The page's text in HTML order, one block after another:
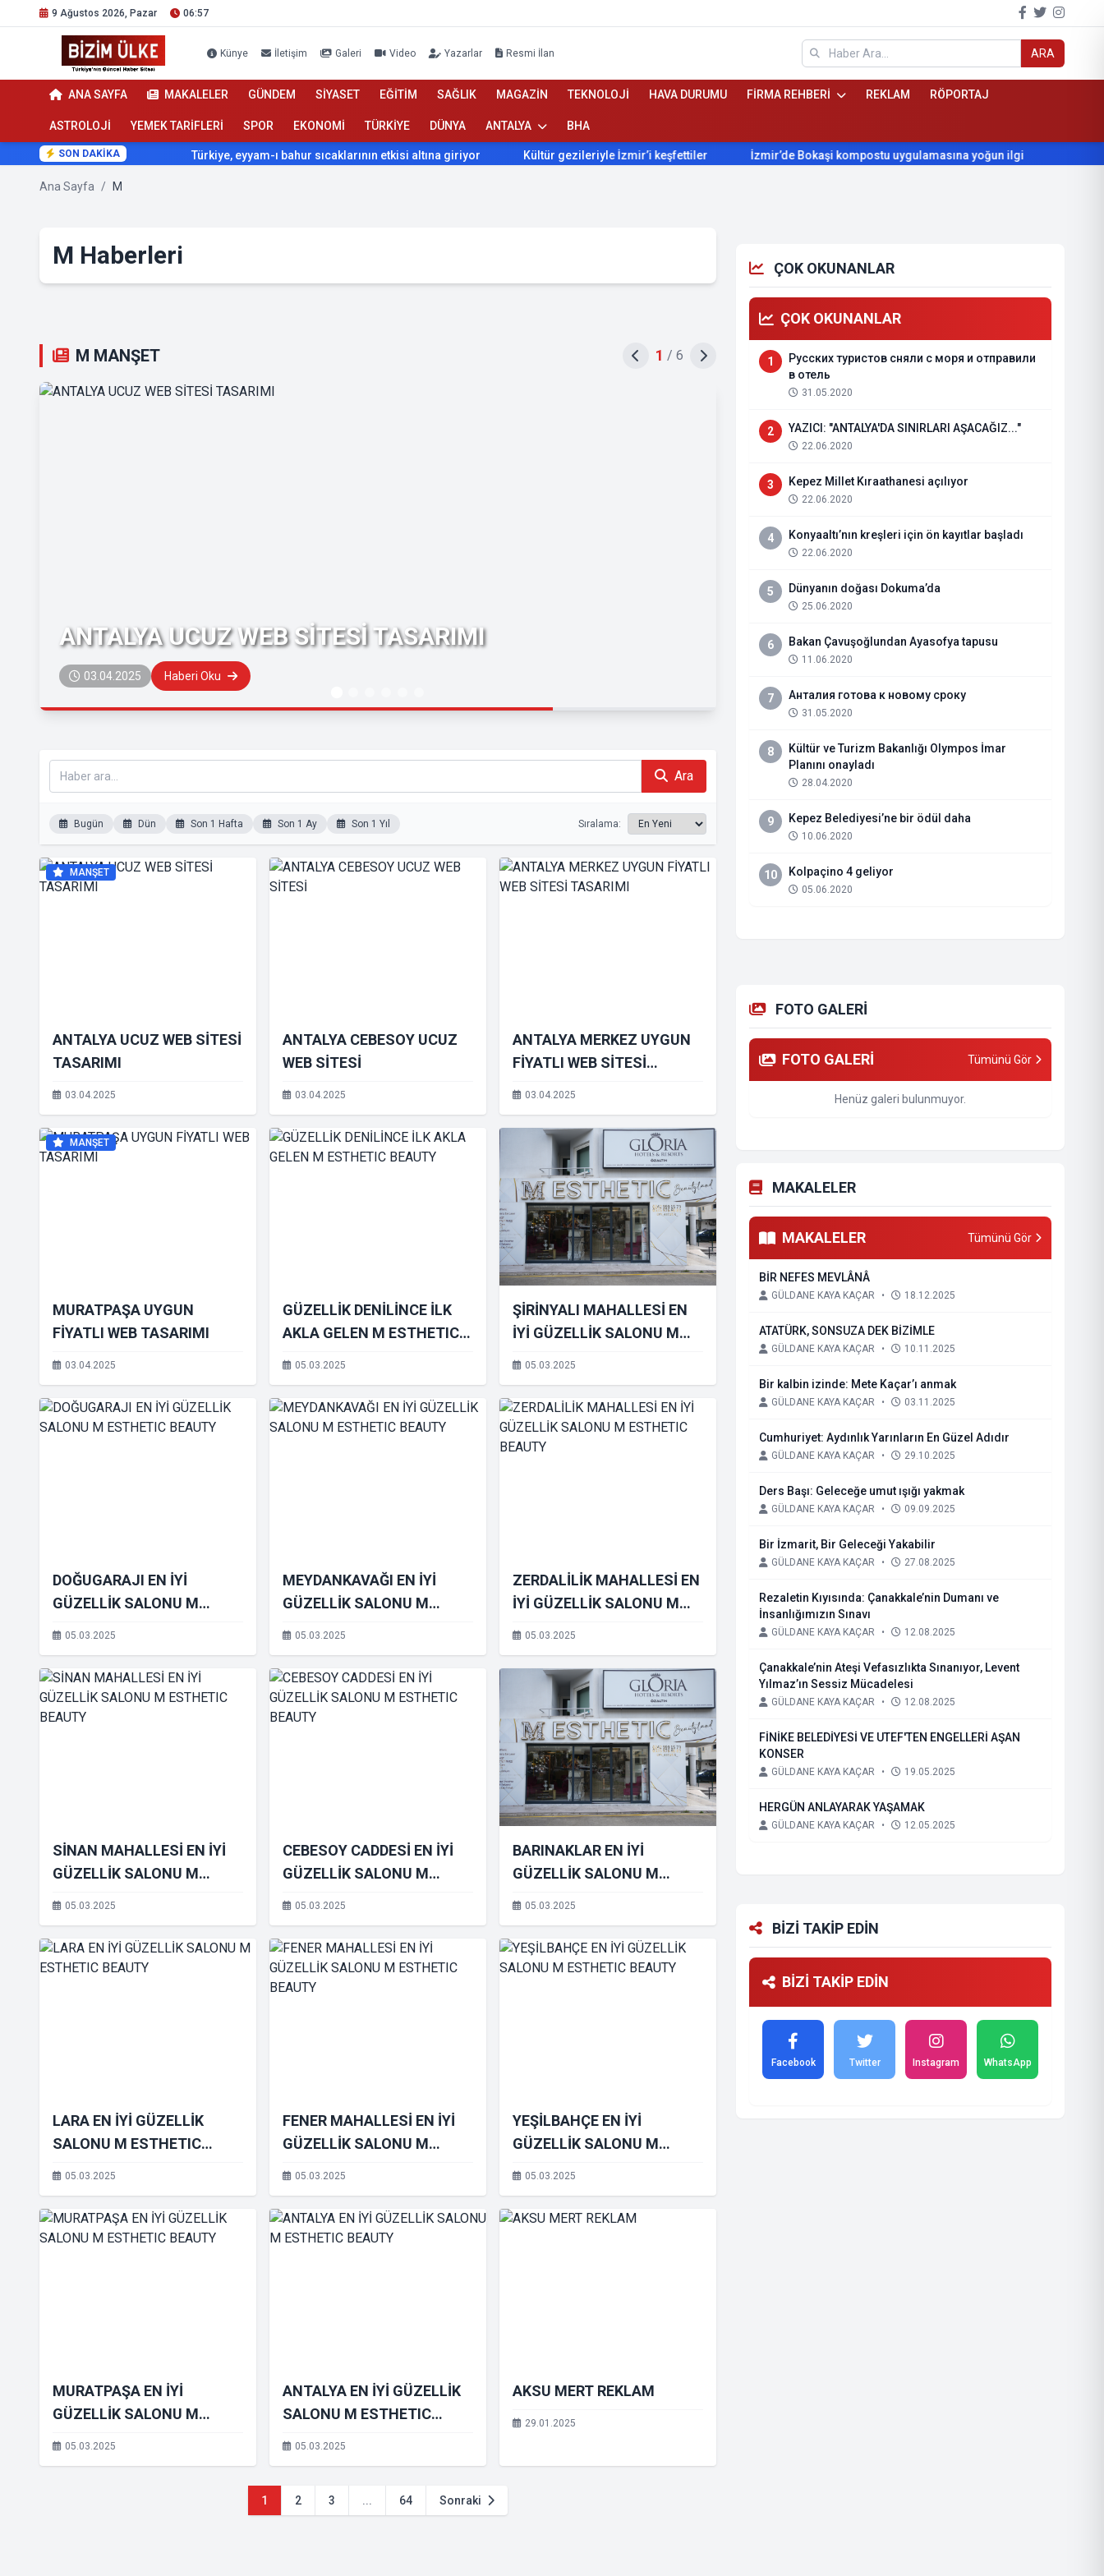
9 Ağustos 2026, Pazar 06:57
Künye İletişim Galeri Video Yazarlar Resmi İlan ARA
ANA SAYFA MAKALELER GÜNDEM SİYASET EĞİTİM SAĞLIK MAGAZİN TEKNOLOJİ HAVA DURUMU FİRMA REHBERİ REKLAM RÖPORTAJ
ASTROLOJİ YEMEK TARİFLERİ SPOR EKONOMİ TÜRKİYE DÜNYA ANTALYA BHA
SON DAKİKA Türkiye, eyyam-ı bahur sıcaklarının etkisi altına giriyor Kültür gezileriyle İzmir’i keşfettiler İzmir’de Bokaşi kompostu uygulamasına yoğun ilgi Beydağ’ın
Ana Sayfa / M
M Haberleri
M MANŞET 1 / 6
ANTALYA UCUZ WEB SİTESİ TASARIMI
03.04.2025 Haberi Oku
MURATPAŞA UYGUN FİYATLI
Ara
Bugün Dün Son 1 Hafta Son 1 Ay Son 1 Yıl Sıralama:
MANŞET
ANTALYA UCUZ WEB SİTESİ
TASARIMI
03.04.2025
ANTALYA CEBESOY UCUZ
WEB SİTESİ
03.04.2025
ANTALYA MERKEZ UYGUN
FİYATLI WEB SİTESİ
TASARIMI
03.04.2025
MANŞET
MURATPAŞA UYGUN
FİYATLI WEB TASARIMI
03.04.2025
GÜZELLİK DENİLİNCE İLK
AKLA GELEN M ESTHETIC
BEAUTY
05.03.2025
ŞİRİNYALI MAHALLESİ EN
İYİ GÜZELLİK SALONU M
ESTHETIC BEAUTY
05.03.2025
DOĞUGARAJI EN İYİ
GÜZELLİK SALONU M
ESTHETIC BEAUTY
05.03.2025
MEYDANKAVAĞI EN İYİ
GÜZELLİK SALONU M
ESTHETIC BEAUTY
05.03.2025
ZERDALİLİK MAHALLESİ EN
İYİ GÜZELLİK SALONU M
ESTHETIC BEAUTY
05.03.2025
SİNAN MAHALLESİ EN İYİ
GÜZELLİK SALONU M
ESTHETIC BEAUTY
05.03.2025
CEBESOY CADDESİ EN İYİ
GÜZELLİK SALONU M
ESTHETIC BEAUTY
05.03.2025
BARINAKLAR EN İYİ
GÜZELLİK SALONU M
ESTHETIC BEAUTY
05.03.2025
LARA EN İYİ GÜZELLİK
SALONU M ESTHETIC
BEAUTY
05.03.2025
FENER MAHALLESİ EN İYİ
GÜZELLİK SALONU M
ESTHETIC BEAUTY
05.03.2025
YEŞİLBAHÇE EN İYİ
GÜZELLİK SALONU M
ESTHETIC BEAUTY
05.03.2025
MURATPAŞA EN İYİ
GÜZELLİK SALONU M
ESTHETIC BEAUTY
05.03.2025
ANTALYA EN İYİ GÜZELLİK
SALONU M ESTHETIC
BEAUTY
05.03.2025
AKSU MERT REKLAM
29.01.2025
1 2 3 ... 64 Sonraki
ÇOK OKUNANLAR
ÇOK OKUNANLAR
1
Русских туристов сняли с моря и отправили
в отель
31.05.2020
2 YAZICI: "ANTALYA'DA SINIRLARI AŞACAĞIZ..."
22.06.2020
3 Kepez Millet Kıraathanesi açılıyor
22.06.2020
4 Konyaaltı’nın kreşleri için ön kayıtlar başladı
22.06.2020
5 Dünyanın doğası Dokuma’da
25.06.2020
6 Bakan Çavuşoğlundan Ayasofya tapusu
11.06.2020
7 Анталия готова к новому сроку
31.05.2020
8
Kültür ve Turizm Bakanlığı Olympos İmar
Planını onayladı
28.04.2020
9 Kepez Belediyesi’ne bir ödül daha
10.06.2020
10 Kolpaçino 4 geliyor
05.06.2020
FOTO GALERİ
FOTO GALERİ Tümünü Gör
Henüz galeri bulunmuyor.
MAKALELER
MAKALELER Tümünü Gör
BİR NEFES MEVLÂNÂ
GÜLDANE KAYA KAÇAR • 18.12.2025
ATATÜRK, SONSUZA DEK BİZİMLE
GÜLDANE KAYA KAÇAR • 10.11.2025
Bir kalbin izinde: Mete Kaçar’ı anmak
GÜLDANE KAYA KAÇAR • 03.11.2025
Cumhuriyet: Aydınlık Yarınların En Güzel Adıdır
GÜLDANE KAYA KAÇAR • 29.10.2025
Ders Başı: Geleceğe umut ışığı yakmak
GÜLDANE KAYA KAÇAR • 09.09.2025
Bir İzmarit, Bir Geleceği Yakabilir
GÜLDANE KAYA KAÇAR • 27.08.2025
Rezaletin Kıyısında: Çanakkale’nin Dumanı ve
İnsanlığımızın Sınavı
GÜLDANE KAYA KAÇAR • 12.08.2025
Çanakkale’nin Ateşi Vefasızlıkta Sınanıyor, Levent
Yılmaz’ın Sessiz Mücadelesi
GÜLDANE KAYA KAÇAR • 12.08.2025
FİNİKE BELEDİYESİ VE UTEF'TEN ENGELLERİ AŞAN
KONSER
GÜLDANE KAYA KAÇAR • 19.05.2025
HERGÜN ANLAYARAK YAŞAMAK
GÜLDANE KAYA KAÇAR • 12.05.2025
BİZİ TAKİP EDİN
BİZİ TAKİP EDİN
Facebook Twitter Instagram WhatsApp